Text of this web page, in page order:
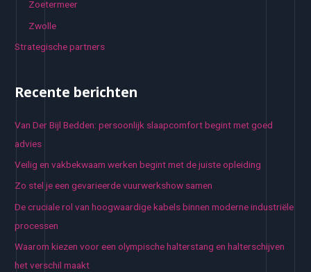
Zoetermeer
Zwolle
Strategische partners
Recente berichten
Van Der Bijl Bedden: persoonlijk slaapcomfort begint met goed
advies
Veilig en vakbekwaam werken begint met de juiste opleiding
Zo stel je een gevarieerde vuurwerkshow samen
De cruciale rol van hoogwaardige kabels binnen moderne industriële
processen
Waarom kiezen voor een olympische halterstang en halterschijven
het verschil maakt